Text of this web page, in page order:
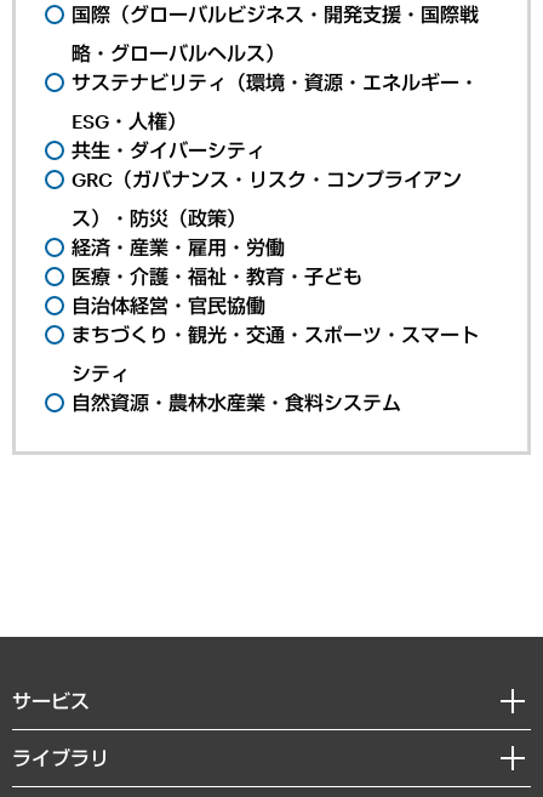
国際（グローバルビジネス・開発支援・国際戦
略・グローバルヘルス）
サステナビリティ（環境・資源・エネルギー・
ESG・人権）
共生・ダイバーシティ
GRC（ガバナンス・リスク・コンプライアン
ス）・防災（政策）
経済・産業・雇用・労働
医療・介護・福祉・教育・子ども
自治体経営・官民協働
まちづくり・観光・交通・スポーツ・スマート
シティ
自然資源・農林水産業・食料システム
サービス
経営戦略
組織・人事戦略
ライブラリ